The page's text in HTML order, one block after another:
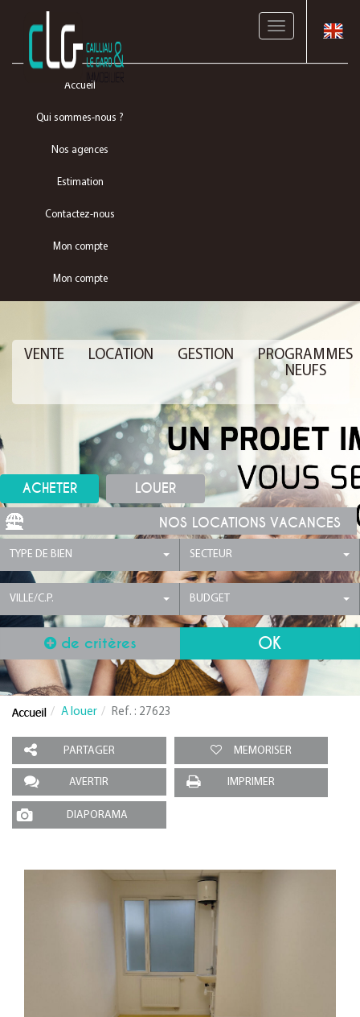
Toggle
Accueil
Qui sommes-nous ?
Nos agences
Estimation
Contactez-nous
Mon compte
Mon compte
VENTE LOCATION GESTION
PROGRAMMES
NEUFS
ACHETER LOUER
NOS LOCATIONS VACANCES
TYPE DE BIEN SECTEUR
VILLE/C.P. BUDGET
de critères
A louer Ref. : 27623
PARTAGER MEMORISER
AVERTIR IMPRIMER
DIAPORAMA